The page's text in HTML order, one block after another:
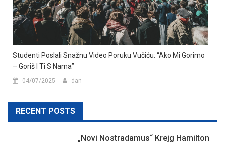
Studenti Poslali Snažnu Video Poruku Vučiću: “Ako Mi Gorimo
– Goriš I Ti S Nama”
04/07/2025 dan
RECENT POSTS
„Novi Nostradamus“ Krejg Hamilton